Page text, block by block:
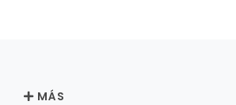
MÁS